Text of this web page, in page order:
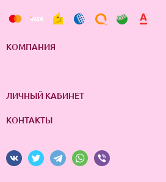
КОМПАНИЯ
ЛИЧНЫЙ КАБИНЕТ
КОНТАКТЫ